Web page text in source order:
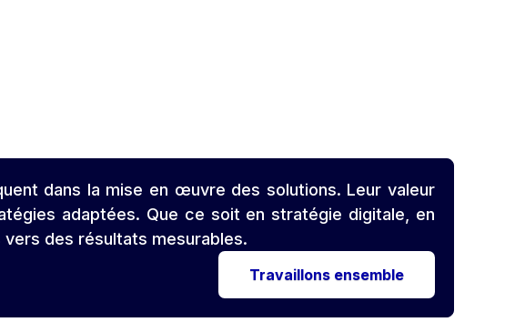
dans la mise en œuvre des solutions. Leur valeur
adaptées. Que ce soit en stratégie digitale, en
des résultats mesurables.
Travaillons ensemble